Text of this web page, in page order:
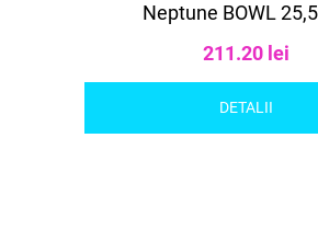
Neptune BOWL
211.20 lei
DETALII